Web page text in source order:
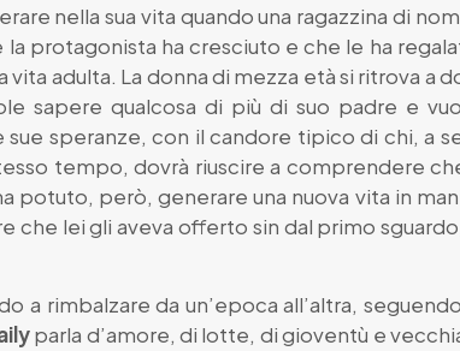
nella sua vita quando una ragazzina di
protagonista ha cresciuto e che le ha
adulta. La donna di mezza età si ritrova a
sapere qualcosa di più di suo padre e
speranze, con il candore tipico di chi, a
tempo, dovrà riuscire a comprendere
potuto, però, generare una nuova vita in
che lei gli aveva offerto sin dal primo
a rimbalzare da un’epoca all’altra,
parla d’amore, di lotte, di gioventù e